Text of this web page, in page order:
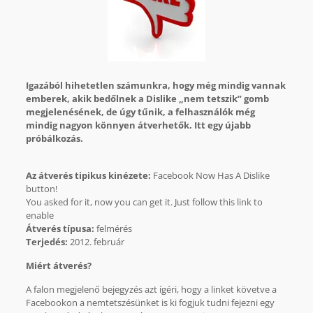
Igazából hihetetlen számunkra, hogy még mindig vannak
emberek, akik bedőlnek a Dislike „nem tetszik” gomb
megjelenésének, de úgy tűnik, a felhasználók még
mindig nagyon könnyen átverhetők. Itt egy újabb
próbálkozás.
Az átverés tipikus kinézete: Facebook Now Has A Dislike
button!
You asked for it, now you can get it. Just follow this link to
enable
Átverés típusa: felmérés
Terjedés: 2012. február
Miért átverés?
A falon megjelenő bejegyzés azt ígéri, hogy a linket követve a
Facebookon a nemtetszésünket is ki fogjuk tudni fejezni egy